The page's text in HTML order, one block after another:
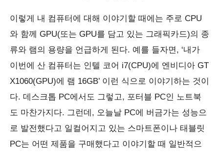
이렇게 내 컴퓨터에 대해 이야기할 때에는 주로 CPU
와 함께 GPU(또는 GPU를 담고 있는 그래픽카드)의 종
류와 램의 용량을 언급하게 된다. 예를 들자면, ‘내가
이번에 산 컴퓨터는 인텔 코어 i7(CPU)에 엔비디아 GT
X1060(GPU)에 램 16GB’ 이런 식으로 이야기하는 것이
다. 데스크톱 PC에서도 그렇고, 포터블 PC인 노트북
도 마찬가지다. 그런데, 오늘날 PC에 버금가는 성능으
로 발전했다고 일컬어지고 있는 스마트폰이나 태블릿
PC는 어떤 제품을 구매했다고 이야기할 때 일반적으